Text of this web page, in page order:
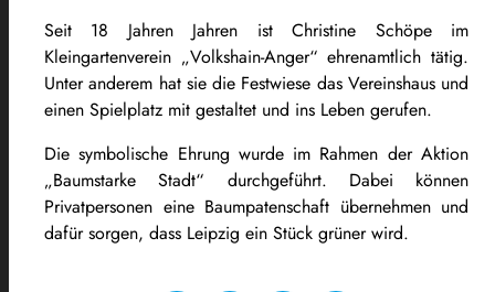
Seit 18 Jahren Jahren ist Christine Schöpe im
Kleingartenverein „Volkshain-Anger“ ehrenamtlich tätig.
Unter anderem hat sie die Festwiese das Vereinshaus und
einen Spielplatz mit gestaltet und ins Leben gerufen.
Die symbolische Ehrung wurde im Rahmen der Aktion
„Baumstarke Stadt“ durchgeführt. Dabei können
Privatpersonen eine Baumpatenschaft übernehmen und
dafür sorgen, dass Leipzig ein Stück grüner wird.